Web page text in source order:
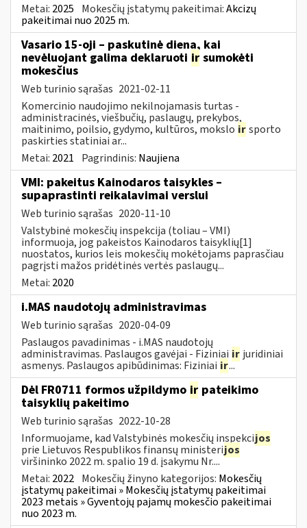
Metai: 2025 Mokesčių įstatymų pakeitimai:Akcizų
pakeitimai nuo 2025 m.
Vasario 15-oji – paskutinė diena, kai
nevėluojant galima deklaruoti ir sumokėti
mokesčius
Web turinio sąrašas 2021-02-11
Komercinio naudojimo nekilnojamasis turtas -
administracinės, viešbučių, paslaugų, prekybos,
maitinimo, poilsio, gydymo, kultūros, mokslo irsporto
paskirties statiniai ar...
Metai: 2021 Pagrindinis: Naujiena
VMI: pakeitus Kainodaros taisykles –
supaprastinti reikalavimai verslui
Web turinio sąrašas 2020-11-10
Valstybinė mokesčių inspekcija (toliau – VMI)
informuoja, jog pakeistos Kainodaros taisyklių[1]
nuostatos, kurios leis mokesčių mokėtojams paprasčiau
pagrįsti mažos pridėtinės vertės paslaugų...
Metai: 2020
i.MAS naudotojų administravimas
Web turinio sąrašas 2020-04-09
Paslaugos pavadinimas - i.MAS naudotojų
administravimas. Paslaugos gavėjai - Fiziniai ir juridiniai
asmenys. Paslaugos apibūdinimas: Fiziniai ir...
Dėl FR0711 formos užpildymo ir pateikimo
taisyklių pakeitimo
Web turinio sąrašas 2022-10-28
Informuojame, kad Valstybinės mokesčių inspekcijos
prie Lietuvos Respublikos finansų ministerijos
viršininko 2022 m. spalio 19 d. įsakymu Nr....
Metai: 2022 Mokesčių žinyno kategorijos: Mokesčių
įstatymų pakeitimai » Mokesčių įstatymų pakeitimai
2023 metais » Gyventojų pajamų mokesčio pakeitimai
nuo 2023 m.